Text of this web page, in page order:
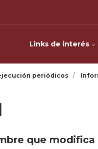
Links de interés
periódicos
que modifica